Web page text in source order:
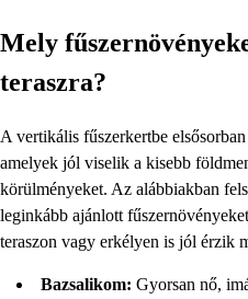
Mely
teraszra?
A vertikális fűszerkertbe
amelyek jól viselik a kisebb
körülményeket. Az alábbiakban
leginkább ajánlott
teraszon vagy erkélyen is jól érzik
Bazsalikom: Gyorsan nő,